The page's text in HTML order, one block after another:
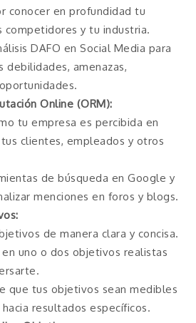
conocer en profundidad tu
competidores y tu industria.
DAFO en Social Media para
debilidades, amenazas,
Online (ORM):
tu empresa es percibida en
clientes, empleados y otros
de búsqueda en Google y
menciones en foros y blogs.
de manera clara y concisa.
uno o dos objetivos realistas
que tus objetivos sean medibles
resultados específicos.